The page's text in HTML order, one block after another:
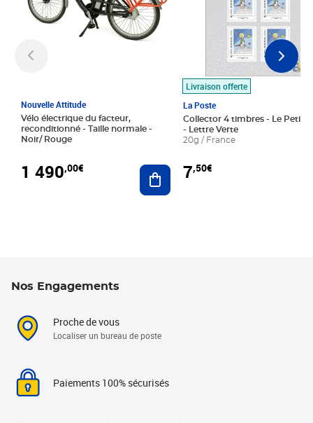
Nouvelle Attitude
Vélo électrique du facteur,
reconditionné - Taille normale -
Noir/ Rouge
1 490,00€ Ajouter au panier
Livraison offerte
La Poste
Collector 4 timbres - Le Petit
- Lettre Verte
20g / France
7,50€
Nos Engagements
Proche de vous
Localiser un bureau de poste
Paiements 100% sécurisés